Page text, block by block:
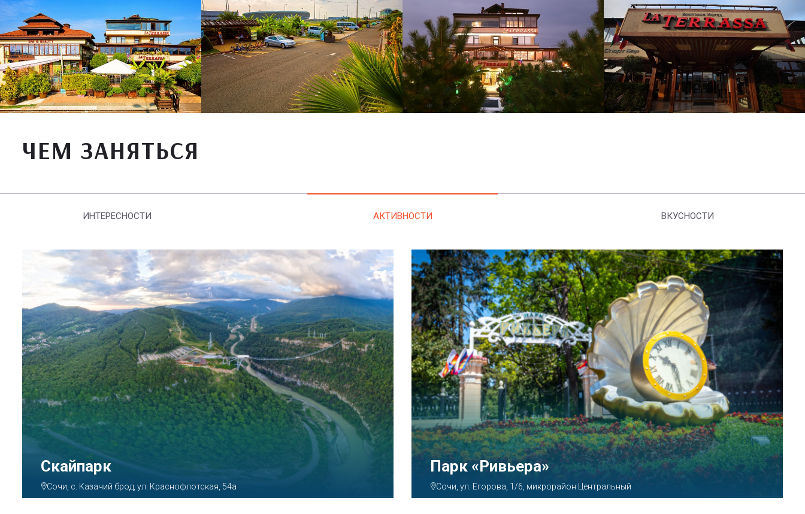
ЧЕМ ЗАНЯТЬСЯ
ИНТЕРЕСНОСТИ АКТИВНОСТИ ВКУСНОСТИ
Парк «Ривьера»
Сочи, ул. Егорова, 1/6, микрорайон Центральный
Аквапарк «АКВАЛОО»
Сочи, ул. Декабристов, 78б